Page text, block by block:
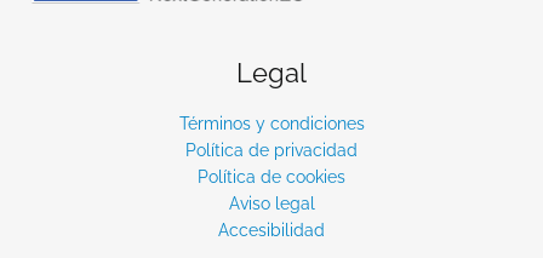
Legal
Términos y condiciones
Política de privacidad
Política de cookies
Aviso legal
Accesibilidad